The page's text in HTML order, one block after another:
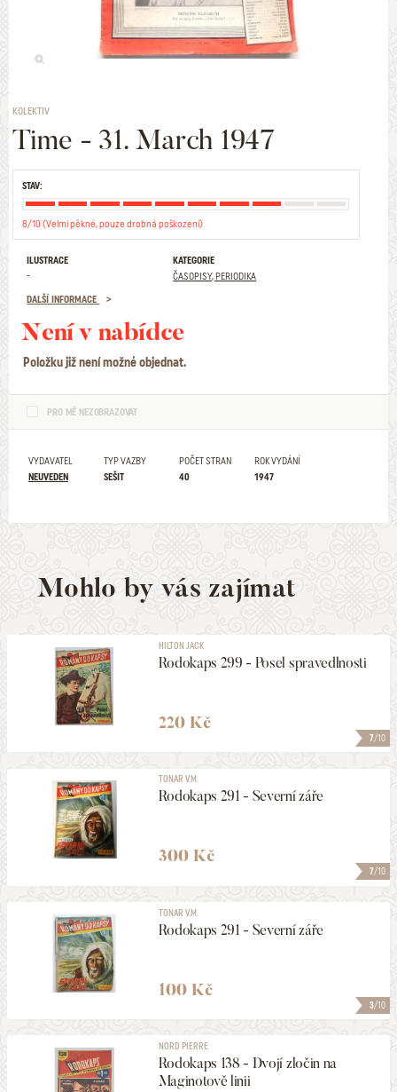
KOLEKTIV
Time - 31. March 1947
STAV:
8/10 (Velmi pěkné, pouze drobná poškození)
ILUSTRACE
-
KATEGORIE
ČASOPISY, PERIODIKA
DALŠÍ INFORMACE
Není v nabídce
Položku již není možné objednat.
PRO MĚ NEZOBRAZOVAT
VYDAVATEL
NEUVEDEN
TYP VAZBY
SEŠIT
POČET STRAN
40
ROK VYDÁNÍ
1947
Mohlo by vás zajímat
7/10
HILTON JACK
Rodokaps 299 - Posel spravedlnosti
220 Kč
7/10
TONAR V.M.
Rodokaps 291 - Severní záře
300 Kč
3/10
TONAR V.M.
Rodokaps 291 - Severní záře
100 Kč
NORD PIERRE
Rodokaps 138 - Dvojí zločin na
Maginotově linii